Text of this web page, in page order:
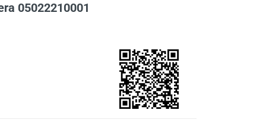
05022210001